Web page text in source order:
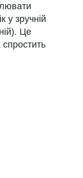
у зручній
Це